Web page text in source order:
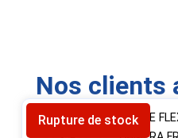
Nos clients
Rupture de stockSONDE